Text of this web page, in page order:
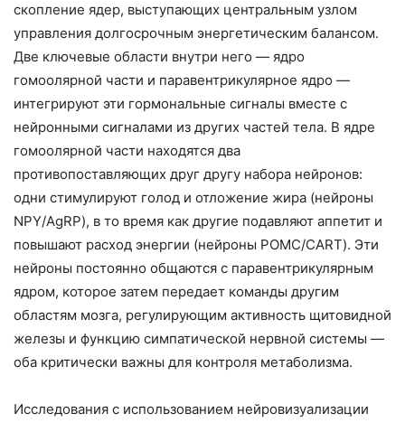
скопление ядер, выступающих центральным узлом
управления долгосрочным энергетическим балансом.
Две ключевые области внутри него — ядро
гомоолярной части и паравентрикулярное ядро —
интегрируют эти гормональные сигналы вместе с
нейронными сигналами из других частей тела. В ядре
гомоолярной части находятся два
противопоставляющих друг другу набора нейронов:
одни стимулируют голод и отложение жира (нейроны
NPY/AgRP), в то время как другие подавляют аппетит и
повышают расход энергии (нейроны POMC/CART). Эти
нейроны постоянно общаются с паравентрикулярным
ядром, которое затем передает команды другим
областям мозга, регулирующим активность щитовидной
железы и функцию симпатической нервной системы —
оба критически важны для контроля метаболизма.
Исследования с использованием нейровизуализации